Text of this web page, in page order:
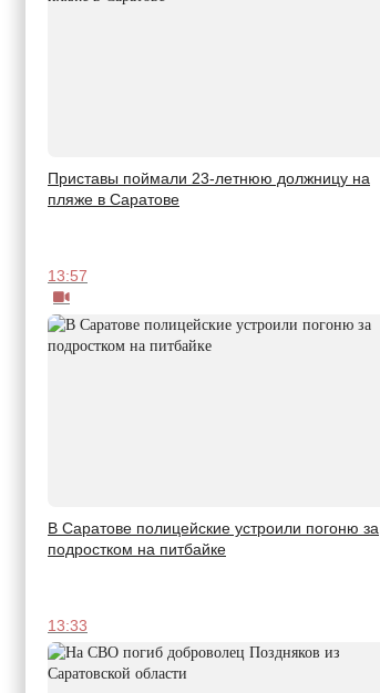
Приставы поймали 23-летнюю должницу на
пляже в Саратове
13:57
В Саратове полицейские устроили погоню за
подростком на питбайке
13:33